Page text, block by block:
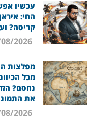
עכשיו
החי:
קריסה?
04/08/2026
מפלצות
מכל
נחסם?
את
02/08/2026